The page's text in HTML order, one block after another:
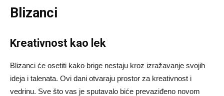
Blizanci
Kreativnost kao lek
Blizanci će osetiti kako brige nestaju kroz izražavanje svojih
ideja i talenata. Ovi dani otvaraju prostor za kreativnost i
vedrinu. Sve što vas je sputavalo biće prevaziđeno novom